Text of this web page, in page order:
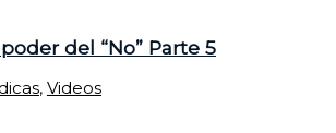
del “No” Parte 5
, Videos